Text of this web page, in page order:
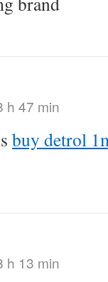
h 47 min
buy detrol
h 13 min